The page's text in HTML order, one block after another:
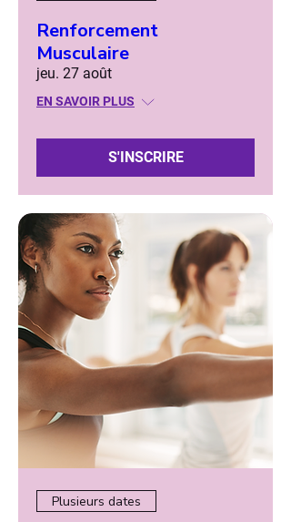
Renforcement
Musculaire
jeu. 27 août
EN SAVOIR PLUS
S'INSCRIRE
Plusieurs dates